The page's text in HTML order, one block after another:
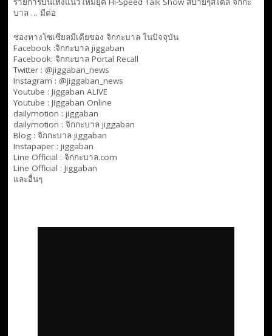
บาล … มีต่อ
ช่องทางโซเซียลมีเดียของ จิกกะบาล ในปัจจุบัน
Facebook :จิกกะบาล jiggaban
Facebook: จิกกะบาล Portal Recall
Twitter : @jiggaban_news
Instagram : @jiggaban_news
Youtube : Jiggaban ALIVE
Youtube : Jiggaban Online
dailymotion : jiggaban
dailymotion : จิกกะบาล jiggaban
Blog : จิกกะบาล jiggaban
Instapaper : jiggaban
Line Official : จิกกะบาล.com
Line Official : Jiggaban
และอื่นๆ